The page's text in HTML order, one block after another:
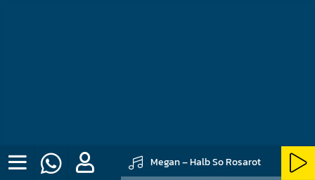
Megan – Halb So Rosarot